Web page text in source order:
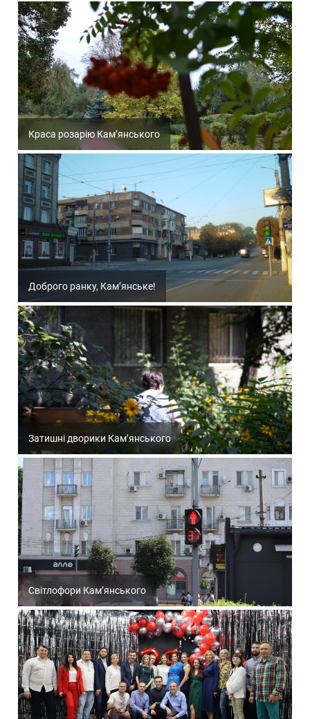
Краса розарію Кам’янського
Доброго ранку, Кам’янське!
Затишні дворики Кам’янського
Світлофори Кам’янського